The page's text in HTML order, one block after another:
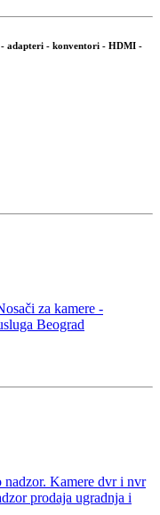
- adapteri - konventori - HDMI -